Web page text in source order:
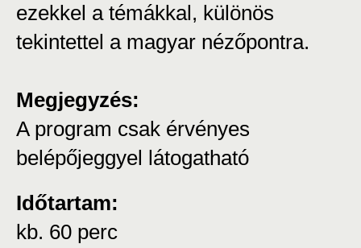
ezekkel a témákkal, különös
tekintettel a magyar nézőpontra.
Megjegyzés:
A program csak érvényes
belépőjeggyel látogatható
Időtartam:
kb. 60 perc